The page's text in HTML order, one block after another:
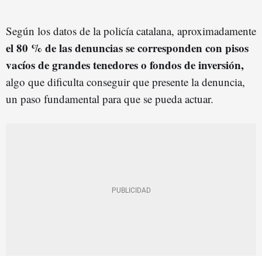
Según los datos de la policía catalana, aproximadamente
el 80 % de las denuncias se corresponden con pisos
vacíos de grandes tenedores o fondos de inversión,
algo que dificulta conseguir que presente la denuncia,
un paso fundamental para que se pueda actuar.